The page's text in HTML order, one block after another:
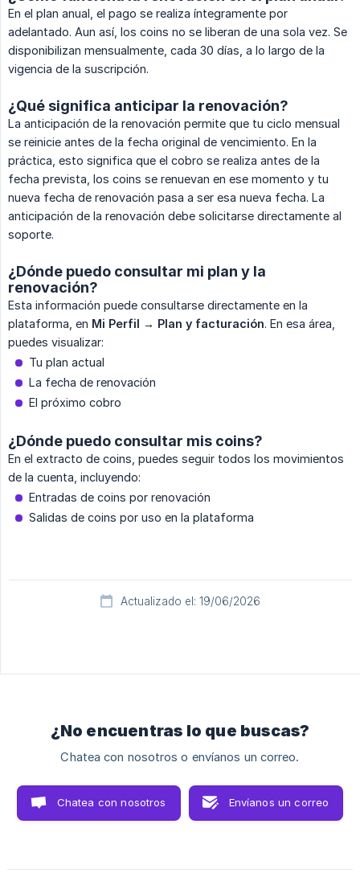
En el plan anual, el pago se realiza íntegramente por
adelantado. Aun así, los coins no se liberan de una sola vez. Se
disponibilizan mensualmente, cada 30 días, a lo largo de la
vigencia de la suscripción.
¿Qué significa anticipar la renovación?
La anticipación de la renovación permite que tu ciclo mensual
se reinicie antes de la fecha original de vencimiento. En la
práctica, esto significa que el cobro se realiza antes de la
fecha prevista, los coins se renuevan en ese momento y tu
nueva fecha de renovación pasa a ser esa nueva fecha. La
anticipación de la renovación debe solicitarse directamente al
soporte.
¿Dónde puedo consultar mi plan y la
renovación?
Esta información puede consultarse directamente en la
plataforma, en Mi Perfil → Plan y facturación. En esa área,
puedes visualizar:
Tu plan actual
La fecha de renovación
El próximo cobro
¿Dónde puedo consultar mis coins?
En el extracto de coins, puedes seguir todos los movimientos
de la cuenta, incluyendo:
Entradas de coins por renovación
Salidas de coins por uso en la plataforma
Actualizado el: 19/06/2026
¿No encuentras lo que buscas?
Chatea con nosotros o envíanos un correo.
Chatea con nosotros Envíanos un correo